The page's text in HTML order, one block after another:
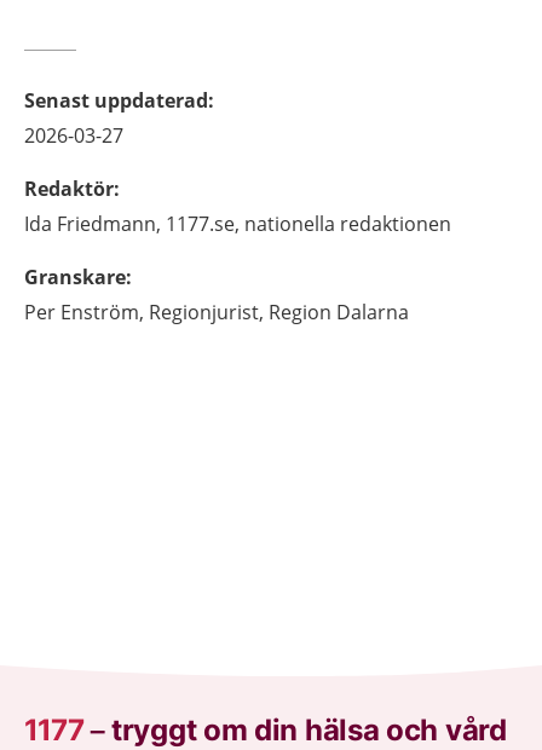
Senast uppdaterad:
2026-03-27
Redaktör:
Ida Friedmann, 1177.se, nationella redaktionen
Granskare:
Per Enström, Regionjurist, Region Dalarna
1177–tryggt om din hälsa och vård